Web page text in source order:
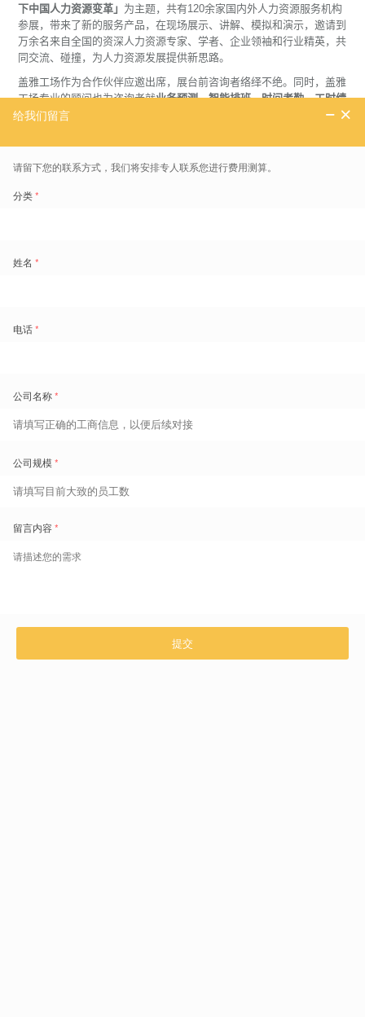
下中国人力资源变革」 为主题，共有120余家国内外人力资源服务机构
参展，带来了新的服务产品，在现场展示、讲解、模拟和演示，邀请到
万余名来自全国的资深人力资源专家、学者、企业领袖和行业精英，共
同交流、碰撞，为人力资源发展提供新思路。
盖雅工场作为合作伙伴应邀出席，展台前咨询者络绎不绝。同时，盖雅
工场专业的顾问也为咨询者就业务预测、智能排班、时间考勤、工时绩
效等模块的问题带来了满意的答复。